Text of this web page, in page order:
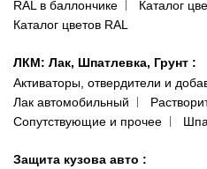
RAL в баллончике
Каталог
Каталог цветов RAL
ЛКМ: Лак, Шпатлевка, Грунт :
Активаторы, отвердители и
Лак автомобильный
Сопутствующие и прочее
Защита кузова авто :